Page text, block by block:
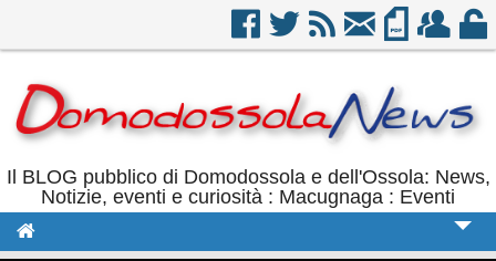
Il BLOG pubblico di Domodossola e dell'Ossola: News,
Notizie, eventi e curiosità : Macugnaga : Eventi